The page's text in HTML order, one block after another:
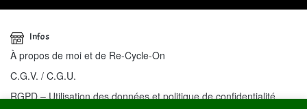
Infos
À propos de moi et de Re-Cycle-On
C.G.V. / C.G.U.
RGPD – Utilisation des données et politique de confidentialité.